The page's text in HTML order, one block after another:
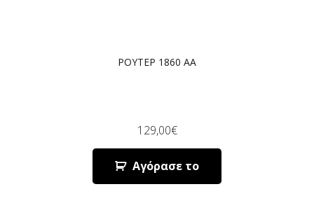
ΡΟΥΤΕΡ 1860 AA
129,00€
Αγόρασε το